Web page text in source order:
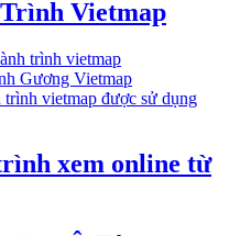
Vietmap
trình vietmap
Gương Vietmap
trình vietmap được sử dụng
xem online từ